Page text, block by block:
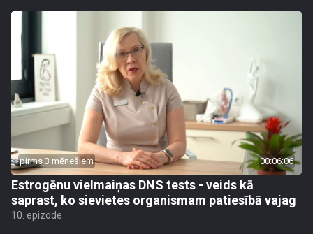
pirms 3 mēnešiem 00:06:06
Estrogēnu vielmaiņas DNS tests - veids kā
saprast, ko sievietes organismam patiesībā vajag
10. epizode